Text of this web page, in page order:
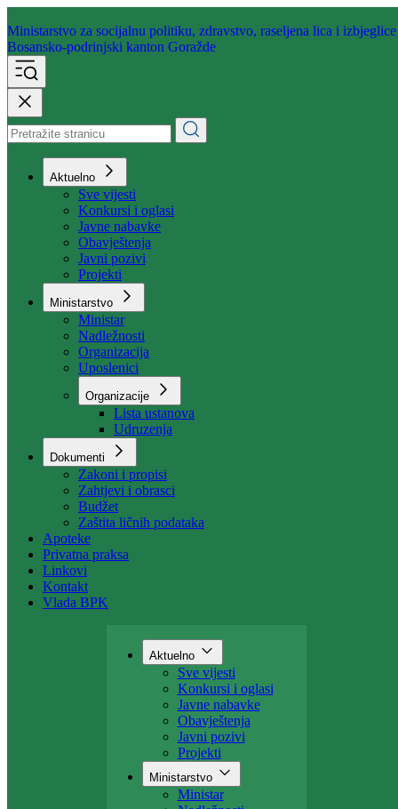
Ministarstvo za socijalnu politiku,
Bosansko-podrinjski kanton Goražde
Aktuelno
Sve vijesti
Konkursi i oglasi
Javne nabavke
Obavještenja
Javni pozivi
Projekti
Ministarstvo
Ministar
Organizacija
Uposlenici
Organizacije
Lista ustanova
Udruzenja
Dokumenti
Zakoni i propisi
Zahtjevi i obrasci
Budžet
Zaštita ličnih podataka
Apoteke
Privatna praksa
Aktuelno
Sve vijesti
Konkursi i oglasi
Javne nabavke
Obavještenja
Javni pozivi
Projekti